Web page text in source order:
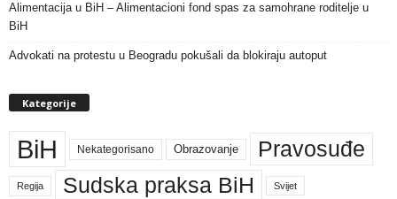
Alimentacija u BiH – Alimentacioni fond spas za samohrane roditelje u
BiH
Advokati na protestu u Beogradu pokušali da blokiraju autoput
Kategorije
BiH Nekategorisano Obrazovanje Pravosuđe
Regija Sudska praksa BiH Svijet